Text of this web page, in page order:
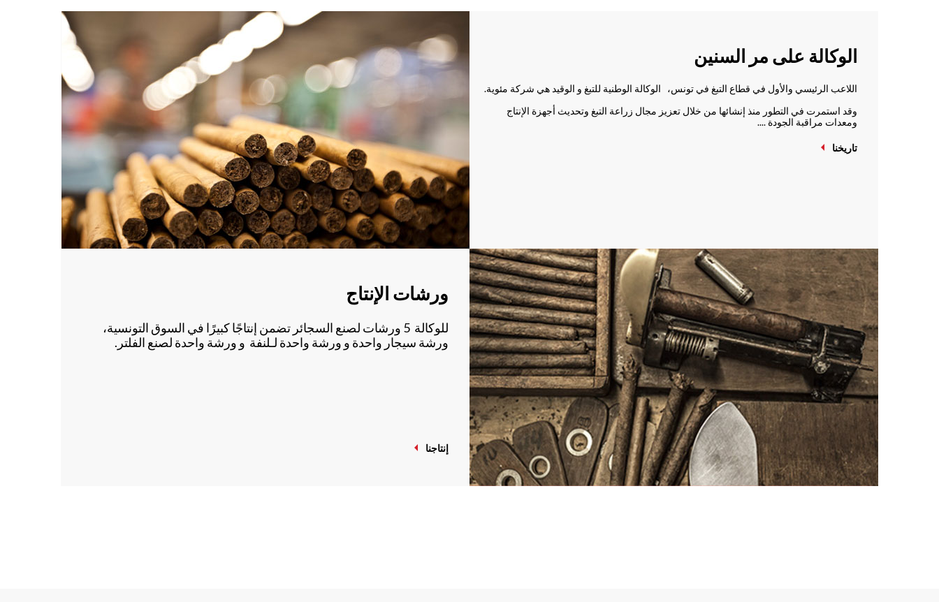
الوكالة على مر السنين
اللاعب الرئيسي والأول في قطاع التبغ في تونس، الوكالة الوطنية للتبغ و الوقيد هي شركة مئوية.
وقد استمرت في التطور منذ إنشائها من خلال تعزيز مجال زراعة التبغ وتحديث أجهزة الإنتاج
ومعدات مراقبة الجودة ....
تاريخنا
ورشات الإنتاج
للوكالة 5 ورشات لصنع السجائر تضمن إنتاجًا كبيرًا في السوق التونسية،
ورشة سيجار واحدة و ورشة واحدة لـلنفة و ورشة واحدة لصنع الفلتر.
إنتاجنا